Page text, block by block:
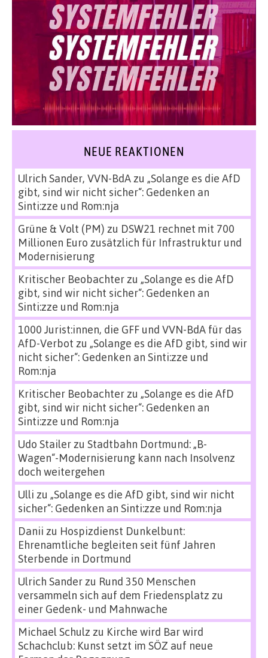
NEUE REAKTIONEN
Ulrich Sander, VVN-BdAzu „Solange es die AfD
gibt, sind wir nicht sicher“: Gedenken an
Sinti:zze und Rom:nja
Grüne & Volt (PM) zu DSW21 rechnet mit 700
Millionen Euro zusätzlich für Infrastruktur und
Modernisierung
Kritischer Beobachterzu „Solange es die AfD
gibt, sind wir nicht sicher“: Gedenken an
Sinti:zze und Rom:nja
1000 Jurist:innen, die GFF und VVN-BdA für das
AfD-Verbot zu „Solange es die AfD gibt, sind wir
nicht sicher“: Gedenken an Sinti:zze und
Rom:nja
Kritischer Beobachterzu „Solange es die AfD
gibt, sind wir nicht sicher“: Gedenken an
Sinti:zze und Rom:nja
Udo Stailerzu Stadtbahn Dortmund: „B-
Wagen“-Modernisierung kann nach Insolvenz
doch weitergehen
Ulli zu „Solange es die AfD gibt, sind wir nicht
sicher“: Gedenken an Sinti:zze und Rom:nja
Danii zu Hospizdienst Dunkelbunt:
Ehrenamtliche begleiten seit fünf Jahren
Sterbende in Dortmund
Ulrich Sanderzu Rund 350 Menschen
versammeln sich auf dem Friedensplatz zu
einer Gedenk- und Mahnwache
Michael Schulz zu Kirche wird Bar wird
Schachclub: Kunst setzt im SÖZ auf neue